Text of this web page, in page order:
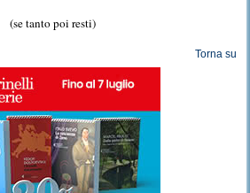
(se tanto poi resti)
Torna su